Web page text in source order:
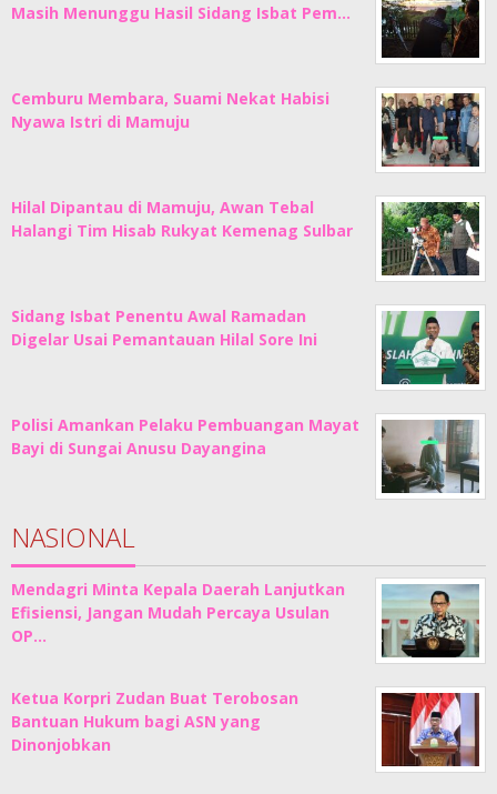
Masih Menunggu Hasil Sidang Isbat Pem…
Cemburu Membara, Suami Nekat Habisi
Nyawa Istri di Mamuju
Hilal Dipantau di Mamuju, Awan Tebal
Halangi Tim Hisab Rukyat Kemenag Sulbar
Sidang Isbat Penentu Awal Ramadan
Digelar Usai Pemantauan Hilal Sore Ini
Polisi Amankan Pelaku Pembuangan Mayat
Bayi di Sungai Anusu Dayangina
NASIONAL
Mendagri Minta Kepala Daerah Lanjutkan
Efisiensi, Jangan Mudah Percaya Usulan
OP…
Ketua Korpri Zudan Buat Terobosan
Bantuan Hukum bagi ASN yang
Dinonjobkan